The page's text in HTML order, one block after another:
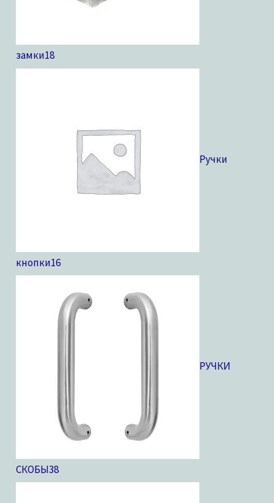
замки18
Ручки
кнопки16
РУЧКИ
СКОБЫ38